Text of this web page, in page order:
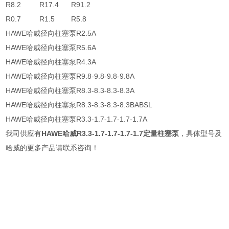
R8.2 R17.4 R91.2
R0.7 R1.5 R5.8
HAWE哈威径向柱塞泵R2.5A
HAWE哈威径向柱塞泵R5.6A
HAWE哈威径向柱塞泵R4.3A
HAWE哈威径向柱塞泵R9.8-9.8-9.8-9.8A
HAWE哈威径向柱塞泵R8.3-8.3-8.3-8.3A
HAWE哈威径向柱塞泵R8.3-8.3-8.3-8.3BABSL
HAWE哈威径向柱塞泵R3.3-1.7-1.7-1.7-1.7A
我司供应有HAWE哈威R3.3-1.7-1.7-1.7-1.7定量柱塞泵 ，具体型号及
哈威的更多产品请联系咨询！